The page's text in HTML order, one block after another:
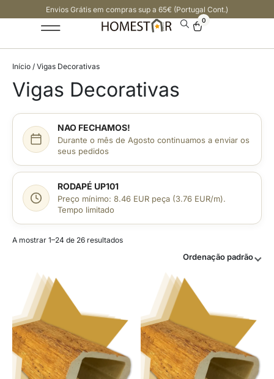
Envios Grátis em compras sup a 65€ (Portugal Cont.)
0
Início / Vigas Decorativas
Vigas Decorativas
NAO FECHAMOS!
Durante o mês de Agosto continuamos a enviar os
seus pedidos
RODAPÉ UP101
Preço mínimo: 8.46 EUR peça (3.76 EUR/m).
Tempo limitado
A mostrar 1–24 de 26 resultados
Ordenação padrão